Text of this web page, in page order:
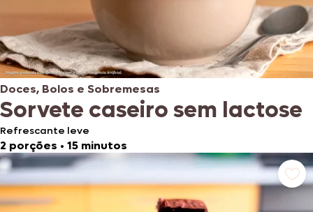
Doces, Bolos e Sobremesas
Sorvete caseiro sem lactose
Refrescante leve
2 porções • 15 minutos